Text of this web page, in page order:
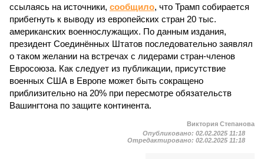
ссылаясь на источники, сообщило, что Трамп собирается
прибегнуть к выводу из европейских стран 20 тыс.
американских военнослужащих. По данным издания,
президент Соединённых Штатов последовательно заявлял
о таком желании на встречах с лидерами стран-членов
Евросоюза. Как следует из публикации, присутствие
военных США в Европе может быть сокращено
приблизительно на 20% при пересмотре обязательств
Вашингтона по защите континента.
Виктория Степанова
Опубликовано: 02.02.2025 11:18
Отредактировано: 02.02.2025 11:18